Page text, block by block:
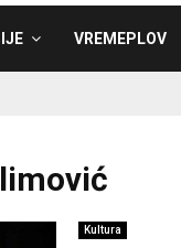
VREMEPLOV
Kultura